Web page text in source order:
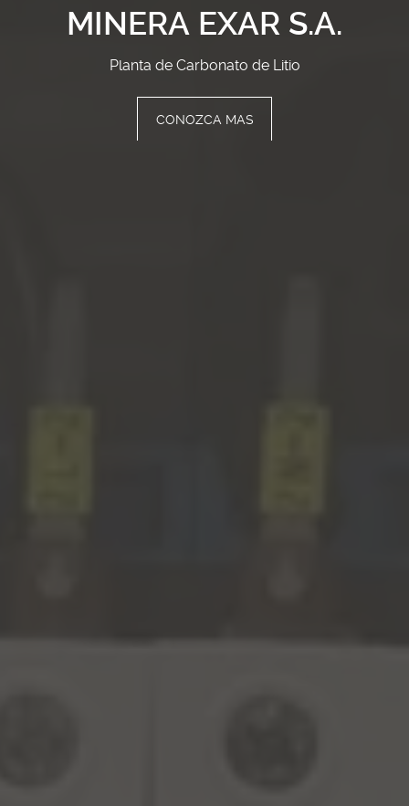
MINERA EXAR S.A.
Planta de Carbonato de Litio
CONOZCA MAS